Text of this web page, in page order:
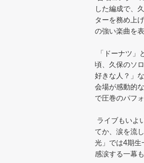
した編成で、
ターを務め上
の強い楽曲を
「ドーナツ」
頃、久保のソ
好きな人？」
会場が感動的
で圧巻のパフ
ライブもいよ
てか、涙を流
光」では4期生
感涙する一幕